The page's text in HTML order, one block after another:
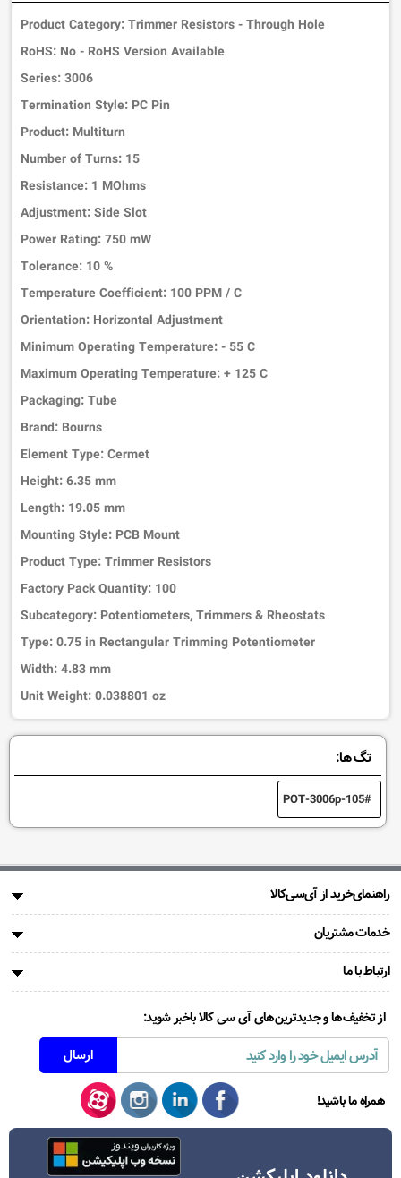
Product Category: Trimmer Resistors - Through Hole
RoHS: No - RoHS Version Available
Series: 3006
Termination Style: PC Pin
Product: Multiturn
Number of Turns: 15
Resistance: 1 MOhms
Adjustment: Side Slot
Power Rating: 750 mW
Tolerance: 10 %
Temperature Coefficient: 100 PPM / C
Orientation: Horizontal Adjustment
Minimum Operating Temperature: - 55 C
Maximum Operating Temperature: + 125 C
Packaging: Tube
Brand: Bourns
Element Type: Cermet
Height: 6.35 mm
Length: 19.05 mm
Mounting Style: PCB Mount
Product Type: Trimmer Resistors
Factory Pack Quantity: 100
Subcategory: Potentiometers, Trimmers & Rheostats
Type: 0.75 in Rectangular Trimming Potentiometer
Width: 4.83 mm
Unit Weight: 0.038801 oz
تگ ها:
POT-3006p-105
راهنمای‌خرید از آی‌سی‌کالا
خدمات مشتریان
ارتباط با ما
از تخفیف‌ها و جدیدترین‌های آی سی کالا باخبر شوید:
همراه ما باشید!